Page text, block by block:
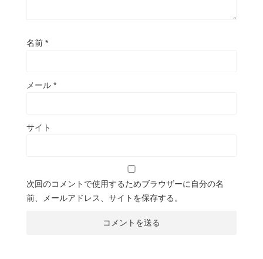
名前 *
メール *
サイト
次回のコメントで使用するためブラウザーに自分の名
前、メールアドレス、サイトを保存する。